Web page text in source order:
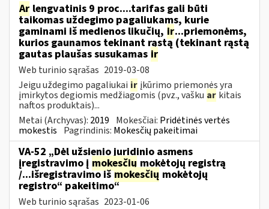
Ar lengvatinis 9 proc....tarifas gali būti
taikomas uždegimo pagaliukams, kurie
gaminami iš medienos likučių, ir...priemonėms,
kurios gaunamos tekinant rąstą (tekinant rąstą
gautas plaušas susukamas ir
Web turinio sąrašas 2019-03-08
Jeigu uždegimo pagaliukai ir įkūrimo priemonės yra
įmirkytos degiomis medžiagomis (pvz., vašku ar kitais
naftos produktais)...
Metai (Archyvas): 2019 Mokesčiai: Pridėtinės vertės
mokestis Pagrindinis: Mokesčių pakeitimai
VA-52 „Dėl užsienio juridinio asmens
įregistravimo į mokesčių mokėtojų registrą
/...išregistravimo išmokesčių mokėtojų
registro“ pakeitimo“
Web turinio sąrašas 2023-01-06